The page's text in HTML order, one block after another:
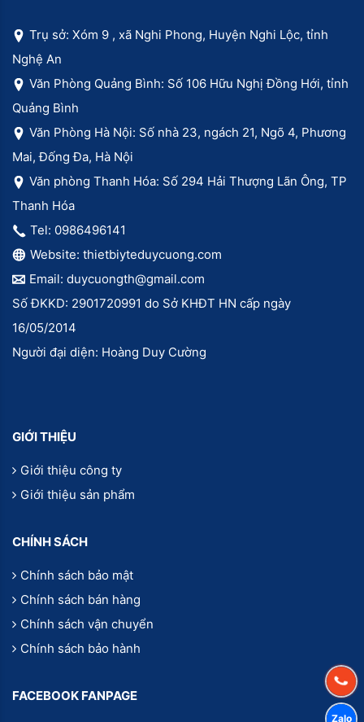
Trụ sở: Xóm 9 , xã Nghi Phong, Huyện Nghi Lộc, tỉnh
Nghệ An
Văn Phòng Quảng Bình: Số 106 Hữu Nghị Đồng Hới, tỉnh
Quảng Bình
Văn Phòng Hà Nội: Số nhà 23, ngách 21, Ngõ 4, Phương
Mai, Đống Đa, Hà Nội
Văn phòng Thanh Hóa: Số 294 Hải Thượng Lãn Ông, TP
Thanh Hóa
Tel: 0986496141
Website: thietbiyteduycuong.com
Email: duycuongth@gmail.com
Số ĐKKD: 2901720991 do Sở KHĐT HN cấp ngày
16/05/2014
Người đại diện: Hoàng Duy Cường
GIỚI THIỆU
Giới thiệu công ty
Giới thiệu sản phẩm
CHÍNH SÁCH
Chính sách bảo mật
Chính sách bán hàng
Chính sách vận chuyển
Chính sách bảo hành
FACEBOOK FANPAGE